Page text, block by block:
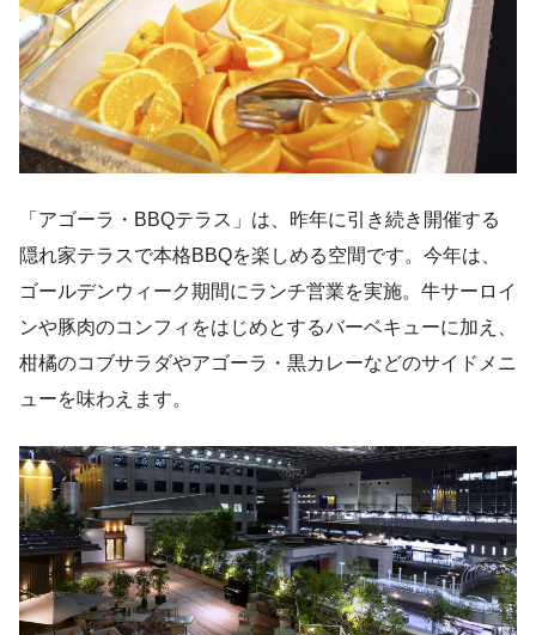
「アゴーラ・BBQテラス」は、昨年に引き続き開催する
隠れ家テラスで本格BBQを楽しめる空間です。今年は、
ゴールデンウィーク期間にランチ営業を実施。牛サーロイ
ンや豚肉のコンフィをはじめとするバーベキューに加え、
柑橘のコブサラダやアゴーラ・黒カレーなどのサイドメニ
ューを味わえます。